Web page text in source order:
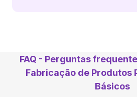
FAQ - Perguntas
Fabricação de Produtos
Básicos